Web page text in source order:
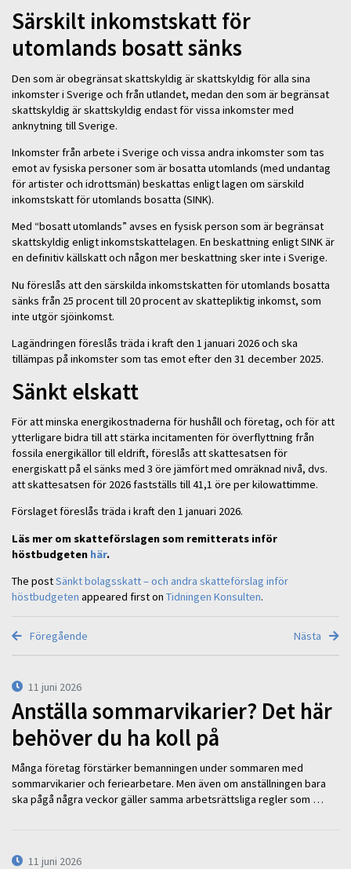
Särskilt inkomstskatt för
utomlands bosatt sänks
Den som är obegränsat skattskyldig är skattskyldig för alla sina
inkomster i Sverige och från utlandet, medan den som är begränsat
skattskyldig är skattskyldig endast för vissa inkomster med
anknytning till Sverige.
Inkomster från arbete i Sverige och vissa andra inkomster som tas
emot av fysiska personer som är bosatta utomlands (med undantag
för artister och idrottsmän) beskattas enligt lagen om särskild
inkomstskatt för utomlands bosatta (SINK).
Med “bosatt utomlands” avses en fysisk person som är begränsat
skattskyldig enligt inkomstskattelagen. En beskattning enligt SINK är
en definitiv källskatt och någon mer beskattning sker inte i Sverige.
Nu föreslås att den särskilda inkomstskatten för utomlands bosatta
sänks från 25 procent till 20 procent av skattepliktig inkomst, som
inte utgör sjöinkomst.
Lagändringen föreslås träda i kraft den 1 januari 2026 och ska
tillämpas på inkomster som tas emot efter den 31 december 2025.
Sänkt elskatt
För att minska energikostnaderna för hushåll och företag, och för att
ytterligare bidra till att stärka incitamenten för överflyttning från
fossila energikällor till eldrift, föreslås att skattesatsen för
energiskatt på el sänks med 3 öre jämfört med omräknad nivå, dvs.
att skattesatsen för 2026 fastställs till 41,1 öre per kilowattimme.
Förslaget föreslås träda i kraft den 1 januari 2026.
Läs mer om skatteförslagen som remitterats inför
höstbudgeten här.
The postSänkt bolagsskatt – och andra skatteförslag inför
höstbudgeten appeared first on Tidningen Konsulten.
Föregående Nästa
11 juni 2026
Anställa sommarvikarier? Det här
behöver du ha koll på
Många företag förstärker bemanningen under sommaren med
sommarvikarier och feriearbetare. Men även om anställningen bara
ska pågå några veckor gäller samma arbetsrättsliga regler som …
11 juni 2026